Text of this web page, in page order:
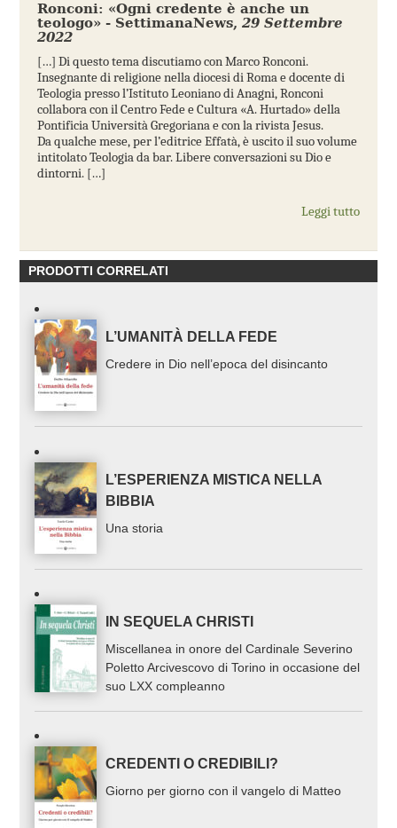
Ronconi: «Ogni credente è anche un
teologo» - SettimanaNews, 29 Settembre
2022
[…] Di questo tema discutiamo con Marco Ronconi.
Insegnante di religione nella diocesi di Roma e docente di
Teologia presso l’Istituto Leoniano di Anagni, Ronconi
collabora con il Centro Fede e Cultura «A. Hurtado» della
Pontificia Università Gregoriana e con la rivista Jesus.
Da qualche mese, per l’editrice Effatà, è uscito il suo volume
intitolato Teologia da bar. Libere conversazioni su Dio e
dintorni. […]
Leggi tutto
PRODOTTI CORRELATI
L’UMANITÀ DELLA FEDE
Credere in Dio nell’epoca del disincanto
L’ESPERIENZA MISTICA NELLA
BIBBIA
Una storia
IN SEQUELA CHRISTI
Miscellanea in onore del Cardinale Severino
Poletto Arcivescovo di Torino in occasione del
suo LXX compleanno
CREDENTI O CREDIBILI?
Giorno per giorno con il vangelo di Matteo